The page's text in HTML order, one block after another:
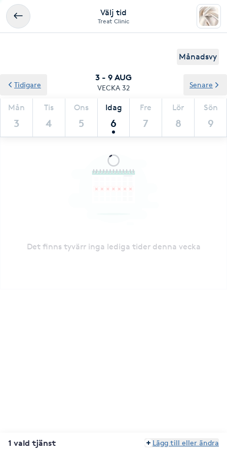
Välj tid
Treat Clinic
Månadsvy
3 - 9 AUG
VECKA 32
Mån
3
Tis
4
Ons
5
Idag
6
Fre
7
Lör
8
Sön
9
Tidigare Senare
Det finns tyvärr inga lediga tider denna vecka
1 vald tjänst Lägg till eller ändra